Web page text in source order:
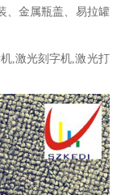
、金属瓶盖、易拉罐
,激光刻字机,激光打